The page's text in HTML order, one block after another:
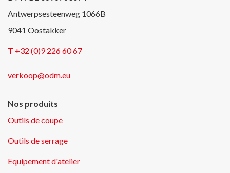
Antwerpsesteenweg 1066B
9041 Oostakker
T +32 (0)9 226 60 67
verkoop@odm.eu
Nos produits
Outils de coupe
Outils de serrage
Equipement d'atelier